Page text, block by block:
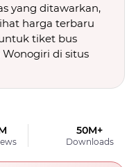
yang ditawarkan,
harga terbaru
tiket bus
di situs
50M+
Downloads